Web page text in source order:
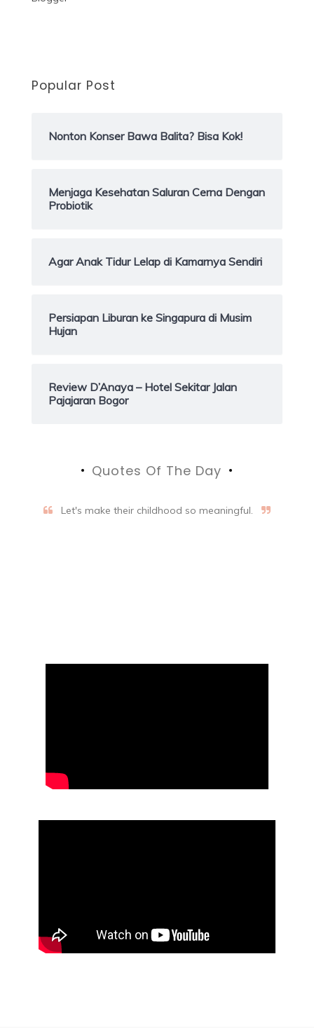
Popular Post
Nonton Konser Bawa Balita? Bisa Kok!
Menjaga Kesehatan Saluran Cerna Dengan
Probiotik
Agar Anak Tidur Lelap di Kamarnya Sendiri
Persiapan Liburan ke Singapura di Musim
Hujan
Review D’Anaya – Hotel Sekitar Jalan
Pajajaran Bogor
Quotes Of The Day
Let's make their childhood so meaningful.